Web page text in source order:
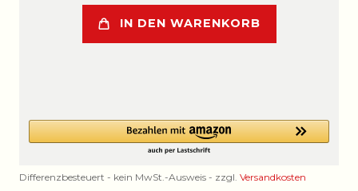
IN DEN WARENKORB
Differenzbesteuert - kein MwSt.-Ausweis - zzgl. Versandkosten